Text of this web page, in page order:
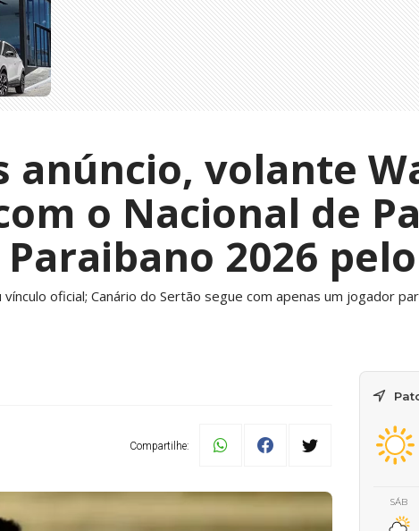
anúncio, volante
o Nacional de
2026
oficial; Canário do Sertão segue com apenas um jogador
Compartilhe:
SÁB